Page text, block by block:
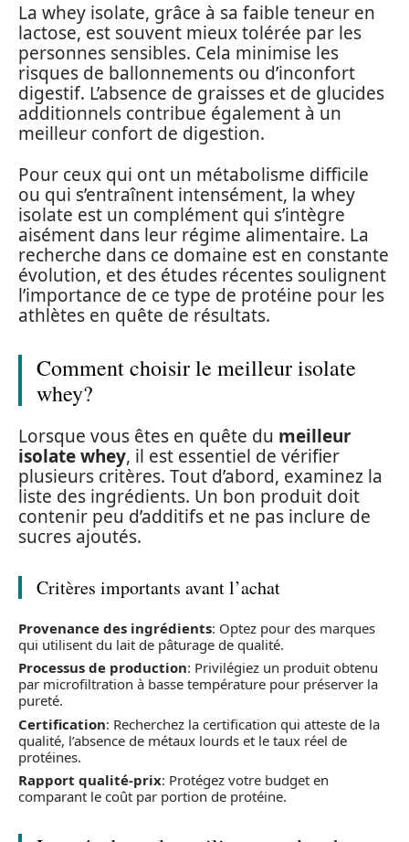
La whey isolate, grâce à sa faible teneur en
lactose, est souvent mieux tolérée par les
personnes sensibles. Cela minimise les
risques de ballonnements ou d’inconfort
digestif. L’absence de graisses et de glucides
additionnels contribue également à un
meilleur confort de digestion.
Pour ceux qui ont un métabolisme difficile
ou qui s’entraînent intensément, la whey
isolate est un complément qui s’intègre
aisément dans leur régime alimentaire. La
recherche dans ce domaine est en constante
évolution, et des études récentes soulignent
l’importance de ce type de protéine pour les
athlètes en quête de résultats.
Comment choisir le meilleur isolate
whey?
Lorsque vous êtes en quête du meilleur
isolate whey, il est essentiel de vérifier
plusieurs critères. Tout d’abord, examinez la
liste des ingrédients. Un bon produit doit
contenir peu d’additifs et ne pas inclure de
sucres ajoutés.
Critères importants avant l’achat
Provenance des ingrédients: Optez pour des marques
qui utilisent du lait de pâturage de qualité.
Processus de production: Privilégiez un produit obtenu
par microfiltration à basse température pour préserver la
pureté.
Certification: Recherchez la certification qui atteste de la
qualité, l’absence de métaux lourds et le taux réel de
protéines.
Rapport qualité-prix: Protégez votre budget en
comparant le coût par portion de protéine.